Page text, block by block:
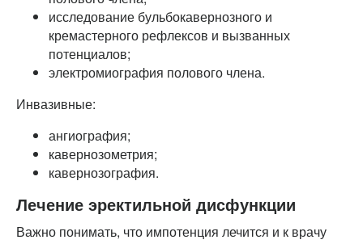
исследование бульбокавернозного и
кремастерного рефлексов и вызванных
потенциалов;
электромиография полового члена.
Инвазивные:
ангиография;
кавернозометрия;
кавернозография.
Лечение эректильной дисфункции
Важно понимать, что импотенция лечится и к врачу